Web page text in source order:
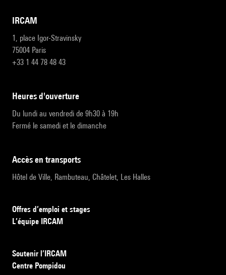
IRCAM
1, place Igor-Stravinsky
75004 Paris
+33 1 44 78 48 43
heures d'ouverture
Du lundi au vendredi de 9h30 à 19h
Fermé le samedi et le dimanche
accès en transports
Hôtel de Ville, Rambuteau, Châtelet, Les Halles
Offres d’emploi et stages
L’équipe IRCAM
Soutenir l’IRCAM
Centre Pompidou